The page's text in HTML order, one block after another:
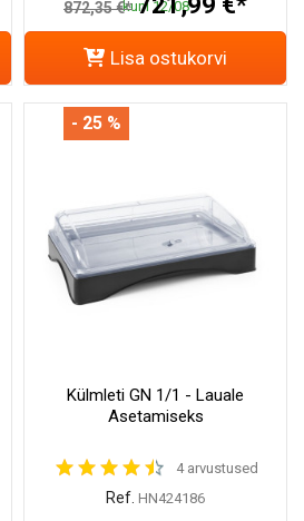
kuni 12/08
872,35 €*
Lisa ostukorvi
Külmleti GN 1/1 - Lauale
Asetamiseks
4 arvustused
Ref. HN424186
- 25 %